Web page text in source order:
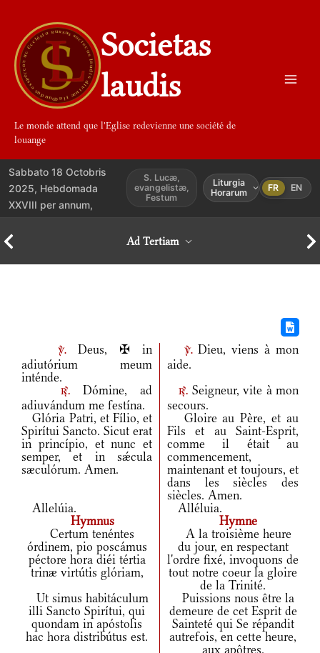
contenu
Societas
laudis
Le monde attend que l'Eglise redevienne une société de
louange
Sabbato 18 Octobris
2025, Hebdomada
XXVIII per annum,
S. Lucæ,
evangelistæ,
Festum
Liturgia
Horarum
FR EN
Ad Tertiam
v.Deus, ✠ in
adiutórium meum
inténde.
v.Dieu, viens à mon
aide.
r.Dómine, ad
adiuvándum me festína.
r. Seigneur, vite à mon
secours.
Glória Patri, et Fílio, et
Spirítui Sancto. Sicut erat
in princípio, et nunc et
semper, et in sǽcula
sæculórum. Amen.
Gloire au Père, et au
Fils et au Saint-Esprit,
comme il était au
commencement,
maintenant et toujours, et
dans les siècles des
siècles. Amen.
Allelúia.
Alléluia.
Hymnus
Hymne
Certum tenéntes
órdinem, pio poscámus
péctore hora diéi tértia
trinæ virtútis glóriam,
A la troisième heure
du jour, en respectant
l'ordre fixé, invoquons de
tout notre coeur la gloire
de la Trinité.
Ut simus habitáculum
illi Sancto Spirítui, qui
quondam in apóstolis
hac hora distribútus est.
Puissions nous être la
demeure de cet Esprit de
Sainteté qui Se répandit
autrefois, en cette heure,
aux apôtres.